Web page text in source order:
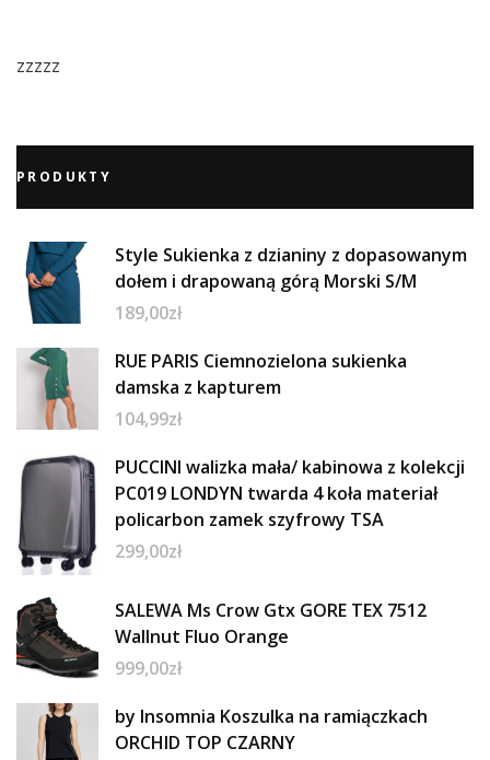
zzzzz
PRODUKTY
Style Sukienka z dzianiny z dopasowanym
dołem i drapowaną górą Morski S/M
189,00zł
RUE PARIS Ciemnozielona sukienka
damska z kapturem
104,99zł
PUCCINI walizka mała/ kabinowa z kolekcji
PC019 LONDYN twarda 4 koła materiał
policarbon zamek szyfrowy TSA
299,00zł
SALEWA Ms Crow Gtx GORE TEX 7512
Wallnut Fluo Orange
999,00zł
by Insomnia Koszulka na ramiączkach
ORCHID TOP CZARNY